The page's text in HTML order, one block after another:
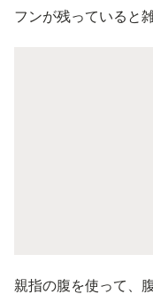
フンが残っていると
親指の腹を使って、